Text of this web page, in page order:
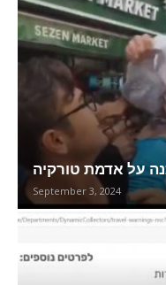
על אדמת טורקיה
September 3, 2024